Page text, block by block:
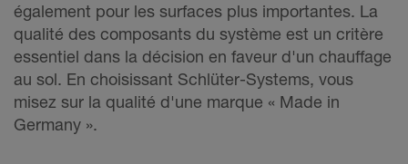
également pour les surfaces plus importantes. La
qualité des composants du système est un critère
essentiel dans la décision en faveur d'un chauffage
au sol. En choisissant Schlüter-Systems, vous
misez sur la qualité d'une marque « Made in
Germany ».